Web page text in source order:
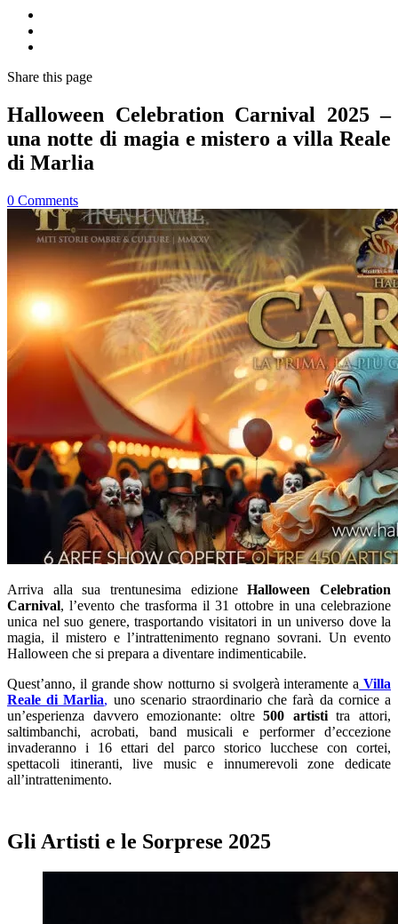
Share this page
Halloween Celebration Carnival 2025 –
una notte di magia e mistero a villa Reale
di Marlia
0 Comments
Arriva alla sua trentunesima edizioneHalloween Celebration
Carnival, l’evento che trasforma il 31 ottobre in una celebrazione
unica nel suo genere, trasportando visitatori in un universo dove la
magia, il mistero e l’intrattenimento regnano sovrani. Un evento
Halloween che si prepara a diventare indimenticabile.
Quest’anno, il grande show notturno si svolgerà interamente a Villa
Reale di Marlia, uno scenario straordinario che farà da cornice a
un’esperienza davvero emozionante: oltre500 artistitra attori,
saltimbanchi, acrobati, band musicali e performer d’eccezione
invaderanno i 16 ettari del parco storico lucchese con cortei,
spettacoli itineranti, live music e innumerevoli zone dedicate
all’intrattenimento.
Gli Artisti e le Sorprese 2025